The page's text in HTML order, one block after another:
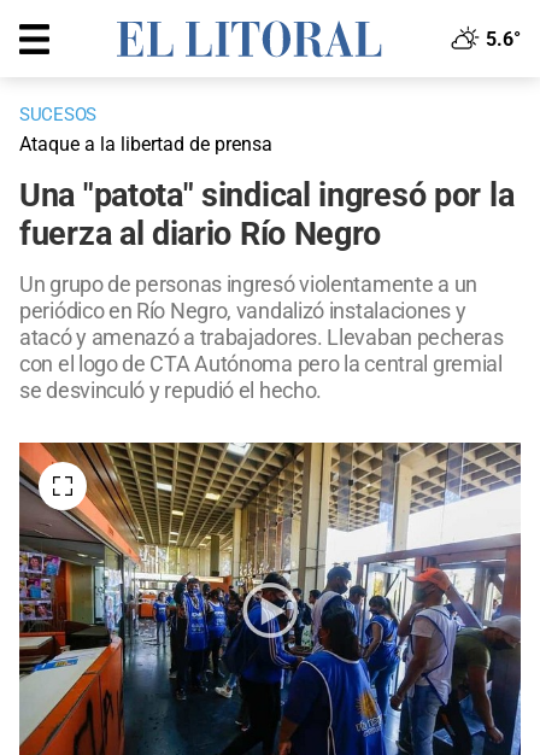
5.6°
SUCESOS
Ataque a la libertad de prensa
Una "patota" sindical ingresó por la
fuerza al diario Río Negro
Un grupo de personas ingresó violentamente a un
periódico en Río Negro, vandalizó instalaciones y
atacó y amenazó a trabajadores. Llevaban pecheras
con el logo de CTA Autónoma pero la central gremial
se desvinculó y repudió el hecho.